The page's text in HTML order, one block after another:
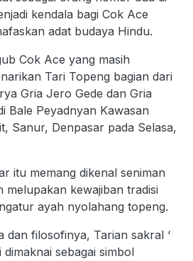
kendala bagi Cok Ace
adat budaya Hindu.
Cok Ace yang masih
Tari Topeng bagian dari
Gria Jero Gede dan Gria
Bale Peyadnyan Kawasan
Sanur, Denpasar pada Selasa,
itu memang dikenal seniman
melupakan kewajiban tradisi
ayah nyolahang topeng.
dan filosofinya, Tarian sakral ‘
dimaknai sebagai simbol